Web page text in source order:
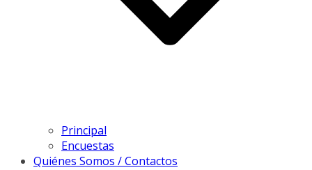
Principal
Encuestas
Quiénes Somos / Contactos